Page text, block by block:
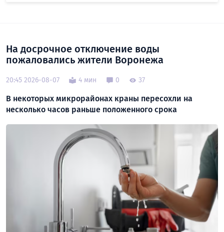
На досрочное отключение воды
пожаловались жители Воронежа
20:45 2026-08-07 4 мин 0 37
В некоторых микрорайонах краны пересохли на
несколько часов раньше положенного срока